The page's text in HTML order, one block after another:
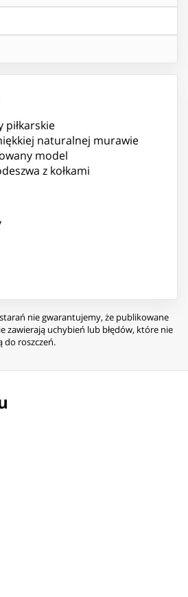
piłkarskie
naturalnej murawie
model
z kołkami
nie gwarantujemy, że publikowane
zawierają uchybień lub błędów, które nie
do roszczeń.